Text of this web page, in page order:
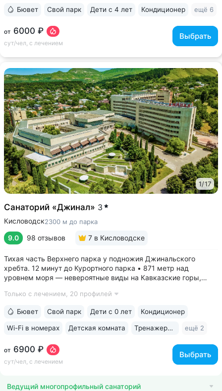
от 6000 ₽
сут/чел, с лечением
Выбрать
Бювет Свой парк Дети с 4 лет Кондиционер ещё 6
1/17
Санаторий «Джинал» 3
Кисловодск2300 м до парка
9.0 98 отзывов 7 в Кисловодске
Тихая часть Верхнего парка у подножия Джинальского
хребта. 12 минут до Курортного парка • 871 метр над
уровнем моря ­— невероятные виды на Кавказские горы,
расположены лучшие смотровые площадки Кисловодска •
Только с лечением, 20 профилей
от 6900 ₽
сут/чел, с лечением
Выбрать
Бювет Свой парк Дети с 0 лет Кондиционер
Wi-Fi в номерах Детская комната Тренажерный зал ещё 2
Ведущий многопрофильный санаторий